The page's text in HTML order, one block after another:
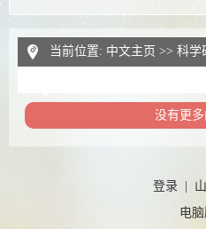
当前位置: 中文主页 >> 科学
没有更多
登录|
电脑